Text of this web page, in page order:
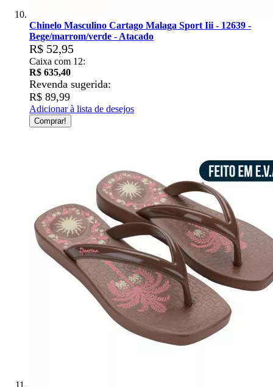
Chinelo Masculino Cartago Malaga Sport Iii - 12639 -
Bege/marrom/verde - Atacado
R$ 52,95
Caixa com 12:
R$ 635,40
Revenda sugerida:
R$ 89,99
Adicionar à lista de desejos
Comprar!